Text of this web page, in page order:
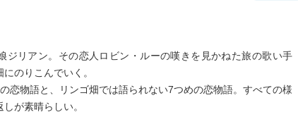
ジリアン。その恋人ロビン・ルーの嘆きを見かねた旅の歌い手
のりこんでいく。
恋物語と、リンゴ畑では語られない7つめの恋物語。すべての様
が素晴らしい。